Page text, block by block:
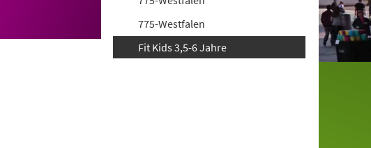
775-Westfalen
Fit Kids 3,5-6 Jahre